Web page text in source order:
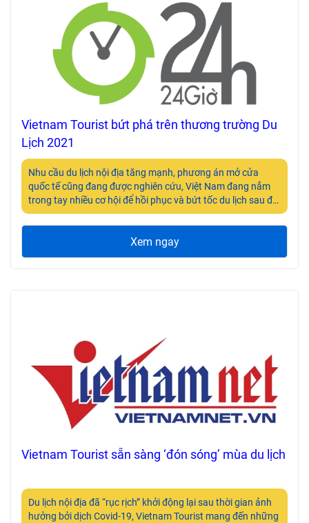
Vietnam Tourist bứt phá trên thương trường Du
Lịch 2021
Nhu cầu du lịch nội địa tăng mạnh, phương án mở cửa
quốc tế cũng đang được nghiên cứu, Việt Nam đang nắm
trong tay nhiều cơ hội để hồi phục và bứt tốc du lịch sau đại
dịch.
Xem ngay
Vietnam Tourist sẵn sàng ‘đón sóng’ mùa du lịch
Du lịch nội địa đã “rục rịch” khởi động lại sau thời gian ảnh
hưởng bởi dịch Covid-19, Vietnam Tourist mang đến những